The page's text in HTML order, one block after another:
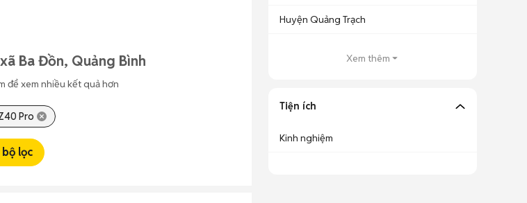
Ba Đồn, Quảng Bình
để xem nhiều kết quả hơn
Pro
lọc
Huyện Quảng Trạch
Xem thêm
Tiện ích
Kinh nghiệm